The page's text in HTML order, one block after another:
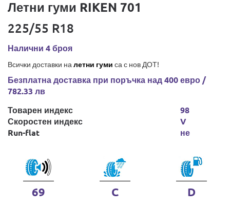
Летни гуми RIKEN 701
225/55 R18
Налични 4 броя
Всички доставки на летни гуми са с нов ДОТ!
Безплатна доставка при поръчка над 400 евро /
782.33 лв
Товарен индекс
Скоростен индекс
Run-flat
98
V
не
69 C D